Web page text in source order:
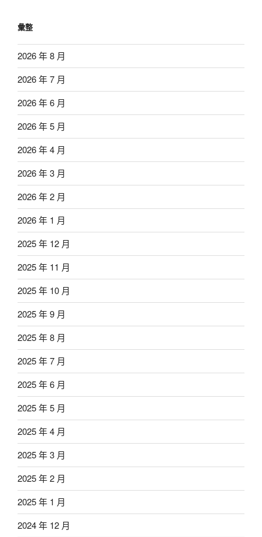
彙整
2026 年 8 月
2026 年 7 月
2026 年 6 月
2026 年 5 月
2026 年 4 月
2026 年 3 月
2026 年 2 月
2026 年 1 月
2025 年 12 月
2025 年 11 月
2025 年 10 月
2025 年 9 月
2025 年 8 月
2025 年 7 月
2025 年 6 月
2025 年 5 月
2025 年 4 月
2025 年 3 月
2025 年 2 月
2025 年 1 月
2024 年 12 月